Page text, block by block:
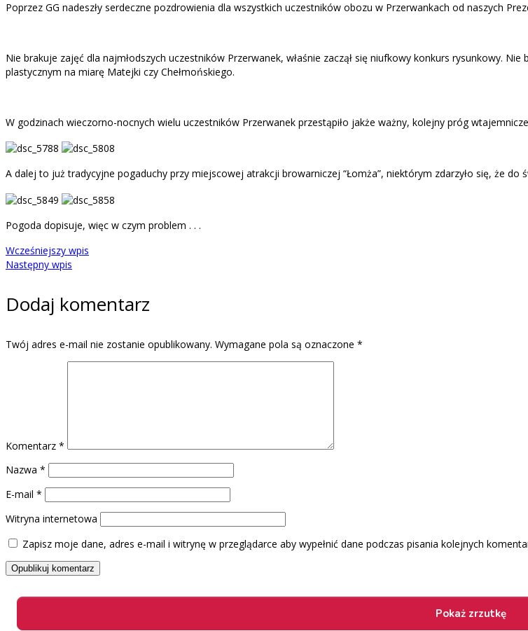
Poprzez GG nadeszły serdeczne pozdrowienia dla wszystkich uczestników obozu w Przerwankach od naszych
Nie brakuje zajęć dla najmłodszych uczestników Przerwanek, właśnie zaczął się niufkowy konkurs rysunkowy.
plastycznym na miarę Matejki czy Chełmońskiego.
W godzinach wieczorno-nocnych wielu uczestników Przerwanek przestąpiło jakże ważny, kolejny próg
A dalej to już tradycyjne pogaduchy przy miejscowej atrakcji browarniczej “Łomża”, niektórym zdarzyło się, że do
Pogoda dopisuje, więc w czym problem . . .
Wcześniejszy wpis
Następny wpis
Dodaj komentarz
Twój adres e-mail nie zostanie opublikowany. Wymagane pola są oznaczone *
Komentarz *
Nazwa *
E-mail *
Witryna internetowa
Zapisz moje dane, adres e-mail i witrynę w przeglądarce aby wypełnić dane podczas pisania kolejnych